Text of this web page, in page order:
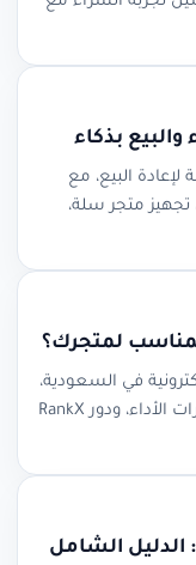
بذكاء
لإعادة البيع، مع
متجر سلة،
لمتجرك؟
في السعودية،
مع الخدمات المطلوبة، أسئلة التقييم، مؤشرات الأداء، ودور RankX
الشامل